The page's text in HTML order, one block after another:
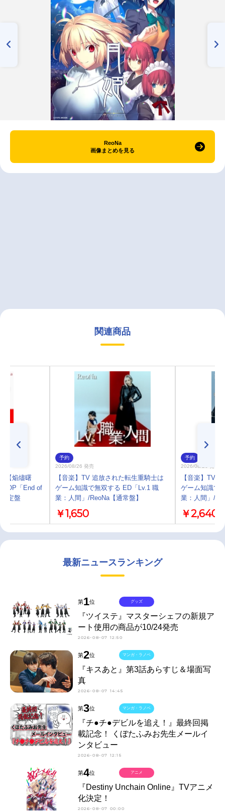
ReoNa
画像まとめを見る
関連商品
【焔燼曙
OP「End of
定盤
予約
2026/08/26 発売
【音楽】TV 追放された転生重騎士は
ゲーム知識で無双する ED「Lv.1 職
業：人間」/ReoNa【通常盤】
￥1,650
予約
2026/08/26 発売
【音楽】TV
ゲーム知識で
業：人間」/
￥2,640
最新ニュースランキング
第1位
『ツイステ』マスターシェフの新規ア
ート使用の商品が10/24発売
2026-08-07 12:50
グッズ
第2位
『キスあと』第3話あらすじ＆場面写
真
2026-08-07 14:45
マンガ・ラノベ
第3位
『チ●チ●デビルを追え！』最終回掲
載記念！ くぼたふみお先生メールイ
ンタビュー
2026-08-07 12:15
マンガ・ラノベ
第4位
『Destiny Unchain Online』TVアニメ
化決定！
2026-08-07 00:00
アニメ